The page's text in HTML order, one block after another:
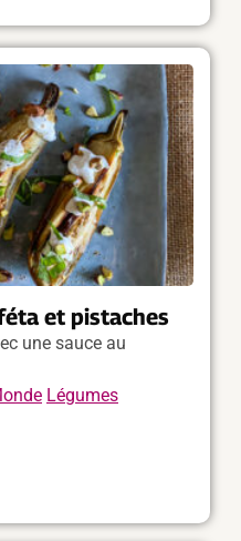
et pistaches
une sauce au
Légumes